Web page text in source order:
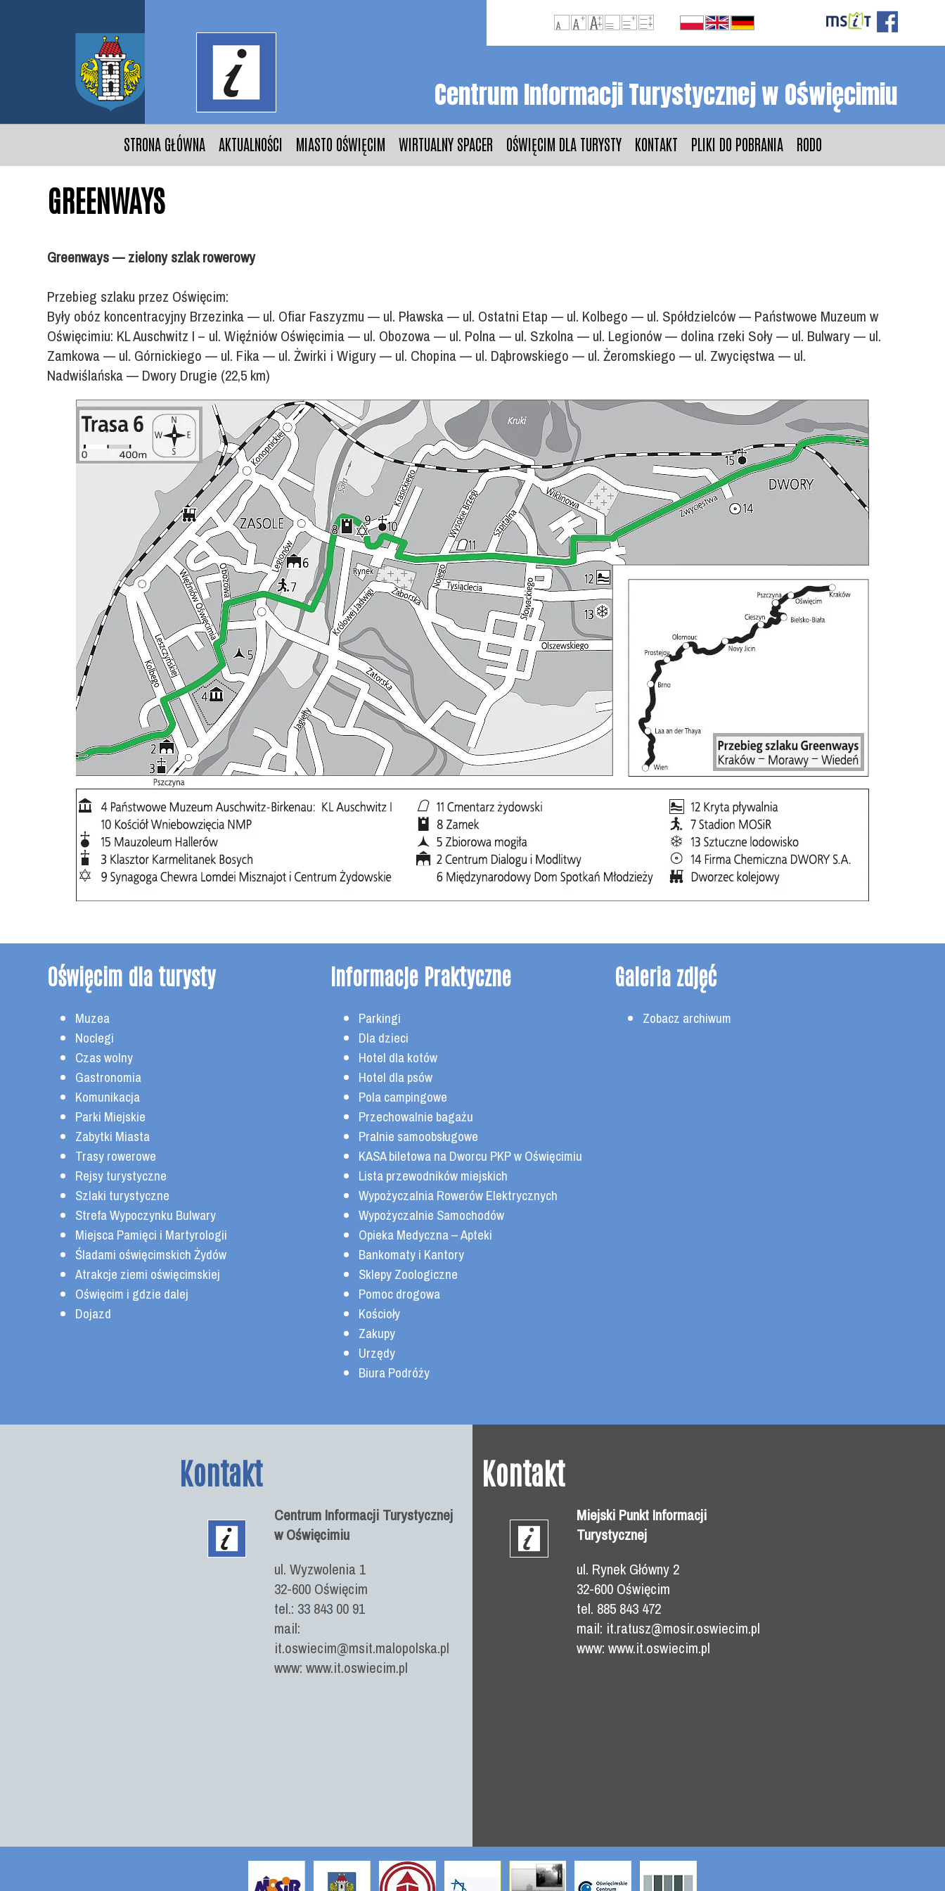
Centrum Informacji Turystycznej w Oświęcimiu
STRONA GŁÓWNA AKTUALNOŚCI MIASTO OŚWIĘCIM WIRTUALNY SPACER OŚWIĘCIM DLA TURYSTY KONTAKT PLIKI DO POBRANIA RODO
GREENWAYS
Greenways — zielony szlak rowerowy
Przebieg szlaku przez Oświęcim:
Były obóz koncentracyjny Brzezinka — ul. Ofiar Faszyzmu — ul. Pławska — ul. Ostatni Etap — ul. Kolbego — ul. Spółdzielców — Państwowe Muzeum w
Oświęcimiu: KL Auschwitz I – ul. Więźniów Oświęcimia — ul. Obozowa — ul. Polna — ul. Szkolna — ul. Legionów — dolina rzeki Soły — ul. Bulwary — ul.
Zamkowa — ul. Górnickiego — ul. Fika — ul. Żwirki i Wigury — ul. Chopina — ul. Dąbrowskiego — ul. Żeromskiego — ul. Zwycięstwa — ul.
Nadwiślańska — Dwory Drugie (22,5 km)
Oświęcim dla turysty
Muzea
Noclegi
Czas wolny
Gastronomia
Komunikacja
Parki Miejskie
Zabytki Miasta
Trasy rowerowe
Rejsy turystyczne
Szlaki turystyczne
Strefa Wypoczynku Bulwary
Miejsca Pamięci i Martyrologii
Śladami oświęcimskich Żydów
Atrakcje ziemi oświęcimskiej
Oświęcim i gdzie dalej
Dojazd
Informacje Praktyczne
Parkingi
Dla dzieci
Hotel dla kotów
Hotel dla psów
Pola campingowe
Przechowalnie bagażu
Pralnie samoobsługowe
KASA biletowa na Dworcu PKP w Oświęcimiu
Lista przewodników miejskich
Wypożyczalnia Rowerów Elektrycznych
Wypożyczalnie Samochodów
Opieka Medyczna – Apteki
Bankomaty i Kantory
Sklepy Zoologiczne
Pomoc drogowa
Kościoły
Zakupy
Urzędy
Biura Podróży
Galeria zdjęć
Zobacz archiwum
Kontakt
Centrum Informacji Turystycznej
w Oświęcimiu
ul. Wyzwolenia 1
32-600 Oświęcim
tel.: 33 843 00 91
mail:
it.oswiecim@msit.malopolska.pl
www: www.it.oswiecim.pl
Kontakt
Miejski Punkt Informacji
Turystycznej
ul. Rynek Główny 2
32-600 Oświęcim
tel. 885 843 472
mail: it.ratusz@mosir.oswiecim.pl
www: www.it.oswiecim.pl